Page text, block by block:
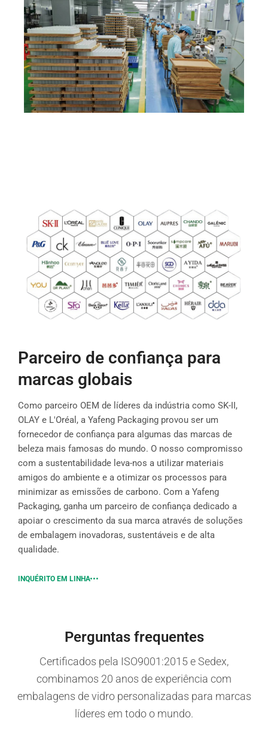
Parceiro de confiança para
marcas globais
Como parceiro OEM de líderes da indústria como SK-II,
OLAY e L'Oréal, a Yafeng Packaging provou ser um
fornecedor de confiança para algumas das marcas de
beleza mais famosas do mundo. O nosso compromisso
com a sustentabilidade leva-nos a utilizar materiais
amigos do ambiente e a otimizar os processos para
minimizar as emissões de carbono. Com a Yafeng
Packaging, ganha um parceiro de confiança dedicado a
apoiar o crescimento da sua marca através de soluções
de embalagem inovadoras, sustentáveis e de alta
qualidade.
INQUÉRITO EM LINHA
Perguntas frequentes
Certificados pela ISO9001:2015 e Sedex,
combinamos 20 anos de experiência com
embalagens de vidro personalizadas para marcas
líderes em todo o mundo.